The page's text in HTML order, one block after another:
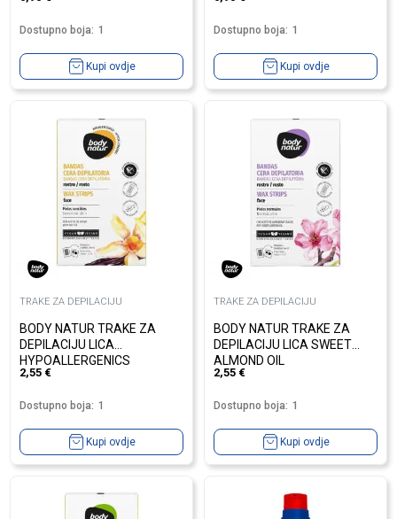
Dostupno boja: 1
Kupi ovdje
Dostupno boja: 1
Kupi ovdje
TRAKE ZA DEPILACIJU
BODY NATUR TRAKE ZA
DEPILACIJU LICA
HYPOALLERGENICS
2,55 €
Dostupno boja: 1
Kupi ovdje
TRAKE ZA DEPILACIJU
BODY NATUR TRAKE ZA
DEPILACIJU LICA SWEET
ALMOND OIL
2,55 €
Dostupno boja: 1
Kupi ovdje